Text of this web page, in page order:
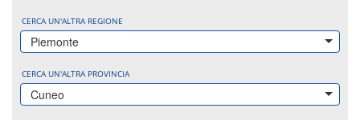
CERCA UN'ALTRA REGIONE
Piemonte
CERCA UN'ALTRA PROVINCIA
Cuneo